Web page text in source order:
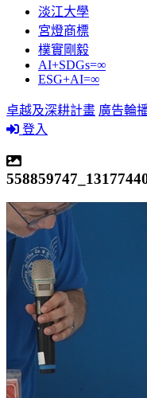
淡江大學
宮燈商標
樸實剛毅
AI+SDGs=∞
ESG+AI=∞
卓越及深耕計畫 廣告輪
登入